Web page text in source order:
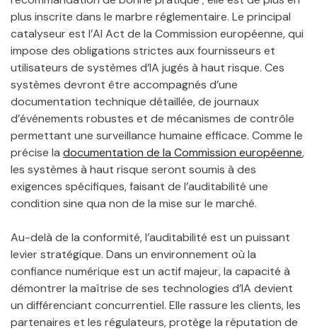
plus inscrite dans le marbre réglementaire. Le principal
catalyseur est l’AI Act de la Commission européenne, qui
impose des obligations strictes aux fournisseurs et
utilisateurs de systèmes d’IA jugés à haut risque. Ces
systèmes devront être accompagnés d’une
documentation technique détaillée, de journaux
d’événements robustes et de mécanismes de contrôle
permettant une surveillance humaine efficace. Comme le
précise la documentation de la Commission européenne,
les systèmes à haut risque seront soumis à des
exigences spécifiques, faisant de l’auditabilité une
condition sine qua non de la mise sur le marché.
Au-delà de la conformité, l’auditabilité est un puissant
levier stratégique. Dans un environnement où la
confiance numérique est un actif majeur, la capacité à
démontrer la maîtrise de ses technologies d’IA devient
un différenciant concurrentiel. Elle rassure les clients, les
partenaires et les régulateurs, protège la réputation de